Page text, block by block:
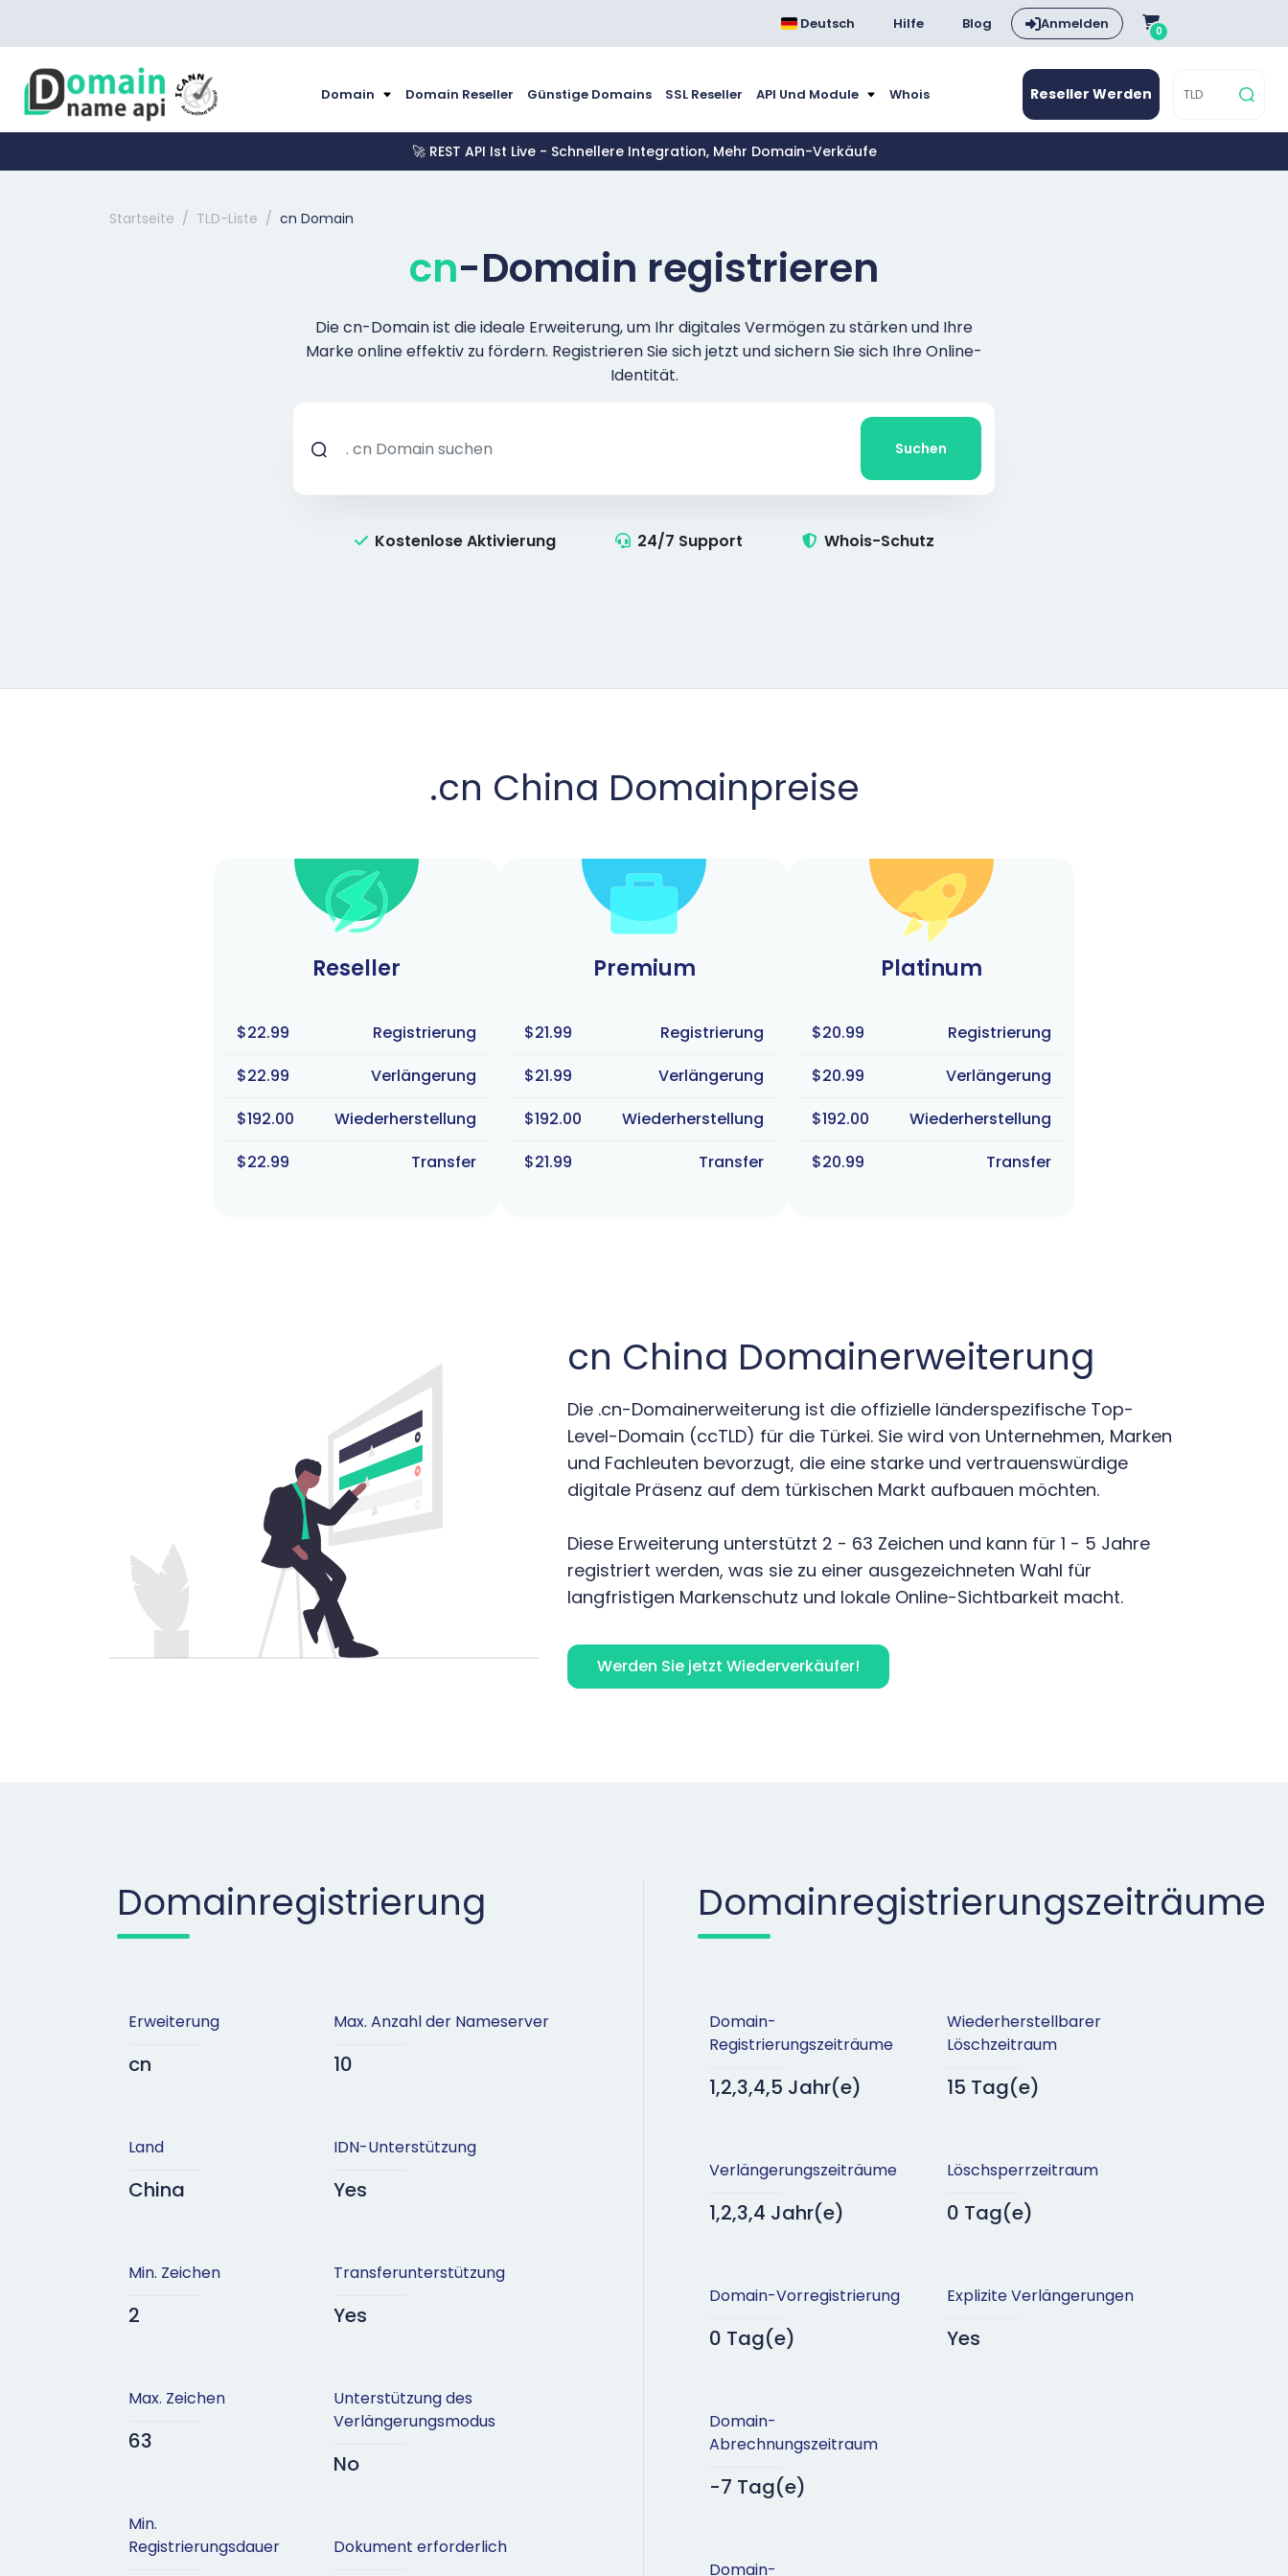
Deutsch Hilfe Blog Anmelden 0
Domain Domain Reseller Günstige Domains SSL Reseller API Und Module Whois Reseller Werden
🚀 REST API Ist Live - Schnellere Integration, Mehr Domain-Verkäufe
Startseite TLD-Liste cn Domain
cn-Domain registrieren
Die cn-Domain ist die ideale Erweiterung, um Ihr digitales Vermögen zu stärken und Ihre
Marke online effektiv zu fördern. Registrieren Sie sich jetzt und sichern Sie sich Ihre Online-
Identität.
Suchen
Kostenlose Aktivierung 24/7 Support Whois-Schutz
.cn China Domainpreise
Reseller
$22.99
Registrierung
$22.99
Verlängerung
$192.00
Wiederherstellung
$22.99
Transfer
Premium
$21.99
Registrierung
$21.99
Verlängerung
$192.00
Wiederherstellung
$21.99
Transfer
Platinum
$20.99
Registrierung
$20.99
Verlängerung
$192.00
Wiederherstellung
$20.99
Transfer
cn China Domainerweiterung
Die .cn-Domainerweiterung ist die offizielle länderspezifische Top-
Level-Domain (ccTLD) für die Türkei. Sie wird von Unternehmen, Marken
und Fachleuten bevorzugt, die eine starke und vertrauenswürdige
digitale Präsenz auf dem türkischen Markt aufbauen möchten.
Diese Erweiterung unterstützt 2 - 63 Zeichen und kann für 1 - 5 Jahre
registriert werden, was sie zu einer ausgezeichneten Wahl für
langfristigen Markenschutz und lokale Online-Sichtbarkeit macht.
Werden Sie jetzt Wiederverkäufer!
Domainregistrierung
Erweiterung
cn
Land
China
Min. Zeichen
2
Max. Zeichen
63
Min.
Registrierungsdauer
Max. Anzahl der Nameserver
10
IDN-Unterstützung
Yes
Transferunterstützung
Yes
Unterstützung des
Verlängerungsmodus
No
Dokument erforderlich
Domainregistrierungszeiträume
Domain-
Registrierungszeiträume
1,2,3,4,5 Jahr(e)
Verlängerungszeiträume
1,2,3,4 Jahr(e)
Domain-Vorregistrierung
0 Tag(e)
Domain-
Abrechnungszeitraum
-7 Tag(e)
Domain-
Wiederherstellbarer
Löschzeitraum
15 Tag(e)
Löschsperrzeitraum
0 Tag(e)
Explizite Verlängerungen
Yes